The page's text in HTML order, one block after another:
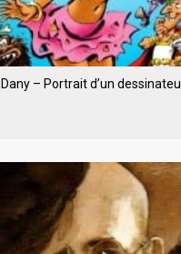
Dany – Portrait d’un